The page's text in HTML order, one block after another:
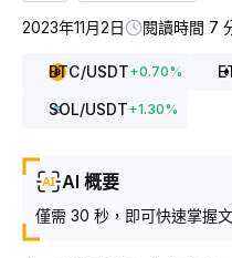
2023年11月2日
閱讀時間 7
BTC/USDT+0.70%
SOL/USDT+1.30%
AI 概要
僅需 30 秒，即可快速掌握